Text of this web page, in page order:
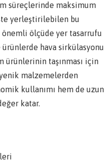
süreçlerinde maksimum
yerleştirilebilen bu
önemli ölçüde yer tasarrufu
ürünlerde hava sirkülasyonu
ürünlerinin taşınması için
malzemelerden
kullanımı hem de uzun
katar.